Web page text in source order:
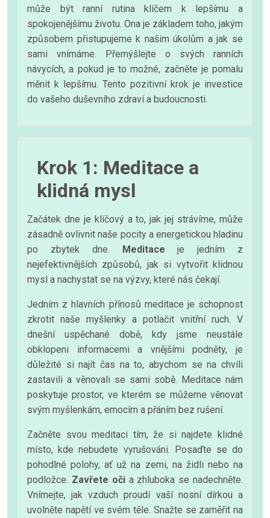
může být ranní rutina klíčem k lepšímu a
spokojenějšímu životu. Ona je základem toho, jakým
způsobem přistupujeme k našim úkolům a jak se
sami vnímáme. Přemýšlejte o svých ranních
návycích, a pokud je to možné, začněte je pomalu
měnit k lepšímu. Tento pozitivní krok je investice
do vašeho duševního zdraví a budoucnosti.
Krok 1: Meditace a
klidná mysl
Začátek dne je klíčový a to, jak jej strávíme, může
zásadně ovlivnit naše pocity a energetickou hladinu
po zbytek dne. Meditace je jedním z
nejefektivnějších způsobů, jak si vytvořit klidnou
mysl a nachystat se na výzvy, které nás čekají.
Jedním z hlavních přínosů meditace je schopnost
zkrotit naše myšlenky a potlačit vnitřní ruch. V
dnešní uspěchané době, kdy jsme neustále
obklopeni informacemi a vnějšími podněty, je
důležité si najít čas na to, abychom se na chvíli
zastavili a věnovali se sami sobě. Meditace nám
poskytuje prostor, ve kterém se můžeme věnovat
svým myšlenkám, emocím a přáním bez rušení.
Začněte svou meditaci tím, že si najdete klidné
místo, kde nebudete vyrušováni. Posaďte se do
pohodlné polohy, ať už na zemi, na židli nebo na
podložce. Zavřete očia zhluboka se nadechněte.
Vnímejte, jak vzduch proudí vaší nosní dírkou a
uvolněte napětí ve svém těle. Snažte se zaměřit na